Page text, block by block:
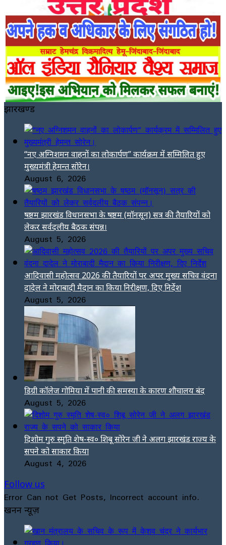
झारखण्ड
“नए अग्निशमन वाहनों का लोकार्पण” कार्यक्रम में सम्मिलित हुए
मुख्यमंत्री हेमन्त सोरेन।
August 6, 2026
षष्ठम झारखंड विधानसभा के षष्ठम (मॉनसून) सत्र की तैयारियों को
लेकर सर्वदलीय बैठक संपन्न।
August 5, 2026
आदिवासी महोत्सव 2026 की तैयारियों पर अपर मुख्य सचिव वंदना
दादेल ने मोराबादी मैदान का किया निरीक्षण, दिए निर्देश
August 5, 2026
डिग्री कॉलेज गोमिया में पानी की समस्या के कारण शौचालय बंद
August 5, 2026
दिशोम गुरु स्मृति शेष-स्व० शिबू सोरेन जी ने अलग झारखंड राज्य के
सपने को साकार किया
August 4, 2026
Follow us
Error Can not Get Posts, Incorrect account info.
खनन न्यूज़